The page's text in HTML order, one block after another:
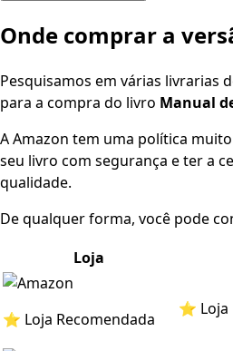
Onde comprar a
Pesquisamos em várias livrarias
para a compra do livro Manual
A Amazon tem uma política
seu livro com segurança e ter a
qualidade.
De qualquer forma, você pode
Loja
⭐ Loja Recomendada
⭐ Loja